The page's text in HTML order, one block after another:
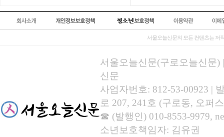
서울오늘신문의 모든 컨텐츠는 저
서울오늘신문(구로오늘신문)
신문
사업자번호: 812-53-00923 |
로 207, 241호 (구로동, 오퍼
☎ (발행인) 010-8553-9979,
소년보호책임자: 김유권